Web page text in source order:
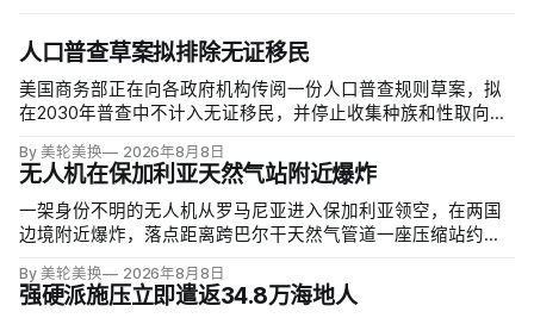
人口普查草案拟排除无证移民
美国商务部正在向各政府机构传阅一份人口普查规则草案，拟
在2030年普查中不计入无证移民，并停止收集种族和性取向数
于「真正居民」、政治共同体成员或在美通常居住者；落实政
策很可能需要恢复公民身份问题。
By 美轮美换 2026年8月8日
无人机在保加利亚天然气站附近爆炸
一架身份不明的无人机从罗马尼亚进入保加利亚领空，在两国
边境附近爆炸，落点距离跨巴尔干天然气管道一座压缩站约
夫说，罗马尼亚边防警察听到无人机噪音，保方巡逻队听到巨
响，但两国防空系统均未发现目标。
By 美轮美换 2026年8月8日
强硬派施压立即遣返34.8万海地人